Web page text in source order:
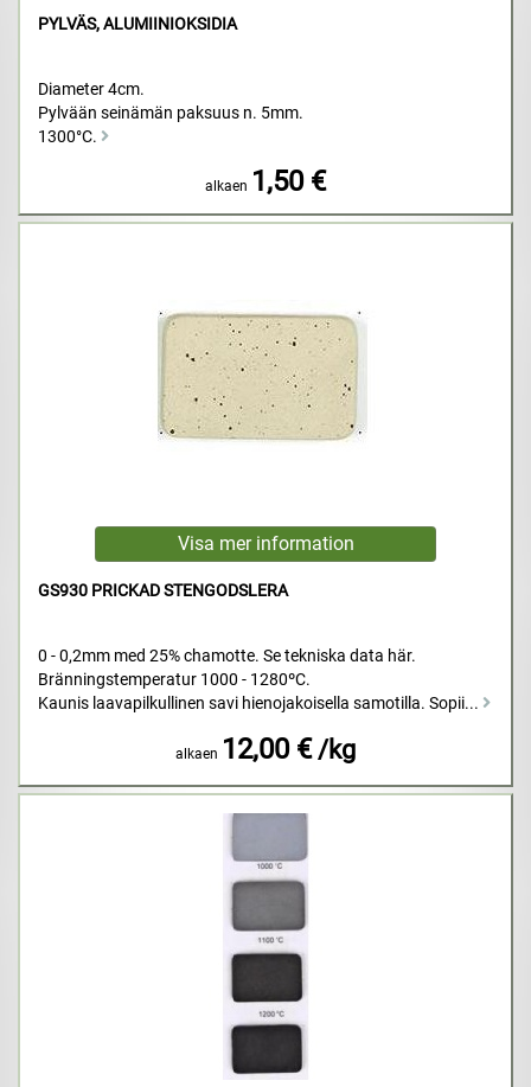
PYLVÄS, ALUMIINIOKSIDIA
Diameter 4cm.
Pylvään seinämän paksuus n. 5mm.
1300°C.
alkaen 1,50 €
GS930 PRICKAD STENGODSLERA
0 - 0,2mm med 25% chamotte. Se tekniska data här.
Bränningstemperatur 1000 - 1280ºC.
Kaunis laavapilkullinen savi hienojakoisella samotilla. Sopii...
alkaen 12,00 € /kg